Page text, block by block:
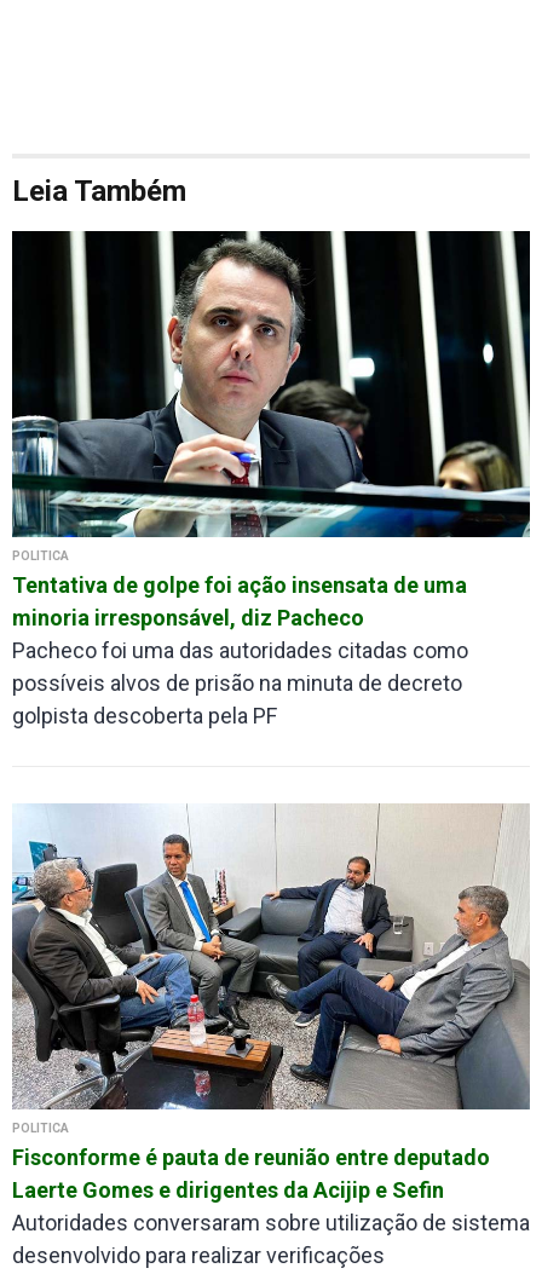
Leia Também
POLÍTICA
Tentativa de golpe foi ação insensata de uma
minoria irresponsável, diz Pacheco
Pacheco foi uma das autoridades citadas como
possíveis alvos de prisão na minuta de decreto
golpista descoberta pela PF
POLÍTICA
Fisconforme é pauta de reunião entre deputado
Laerte Gomes e dirigentes da Acijip e Sefin
Autoridades conversaram sobre utilização de sistema
desenvolvido para realizar verificações